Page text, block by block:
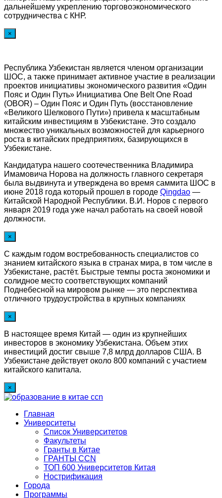
дальнейшему укреплению торговоэкономического
сотрудничества с КНР.
×
Республика Узбекистан является членом организации
ШОС, а также принимает активное участие в реализации
проектов инициативы экономического развития «Один
Пояс и Один Путь» Инициатива One Belt One Road
(OBOR) – Один Пояс и Один Путь (восстановление
«Великого Шелкового Пути») привела к масштабным
китайским инвестициям в Узбекистане. Это создало
множество уникальных возможностей для карьерного
роста в китайских предприятиях, базирующихся в
Узбекистане.
Кандидатура нашего соотечественника Владимира
Имамовича Норова на должность главного секретаря
была выдвинута и утверждена во время саммита ШОС в
июне 2018 года который прошел в городе Qingdao —
Китайской Народной Республики. В.И. Норов с первого
января 2019 года уже начал работать на своей новой
должности.
×
С каждым годом востребованность специалистов со
знанием китайского языка в странах мира, в том числе в
Узбекистане, растёт. Быстрые темпы роста экономики и
солидное место соответствующих компаний
Поднебесной на мировом рынке — это перспектива
отличного трудоустройства в крупных компаниях
×
В настоящее время Китай — один из крупнейших
инвесторов в экономику Узбекистана. Объем этих
инвестиций достиг свыше 7,8 млрд долларов США. В
Узбекистане действует около 800 компаний с участием
китайского капитала.
×
Главная
Университеты
Список Университетов
Факультеты
Гранты в Китае
ГРАНТЫ ССN
ТОП 600 Университетов Китая
Нострификация
Города
Программы